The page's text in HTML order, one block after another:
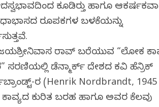
ಕೂಡಿರುತ್ತೆ ಹಾಗೂ
ರೂಪಕಗಳ ಬಳಕೆಯನ್ನು
ರಾವ್ ಬರೆಯುವ “ಲೋಕ
ಸರಣಿಯಲ್ಲಿ ಡೆನ್ಮಾರ್ಕ್ ದೇಶದ ಕವಿ ಹೆನ್ರಿಕ್
ರ (Henrik Nordbrandt, 1945
ಕಾವ್ಯದ ಕುರಿತ ಬರಹ ಹಾಗೂ ಅವರ ಕೆಲವು